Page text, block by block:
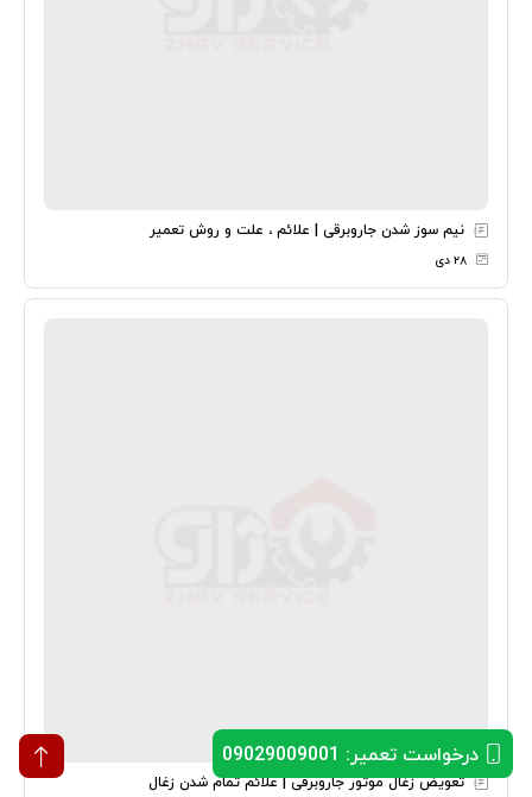
نیم سوز شدن جاروبرقی | علائم ، علت و روش تعمیر
۲۸ دی
تعویض زغال موتور جاروبرقی | علائم تمام شدن زغال
درخواست تعمیر: 09029009001